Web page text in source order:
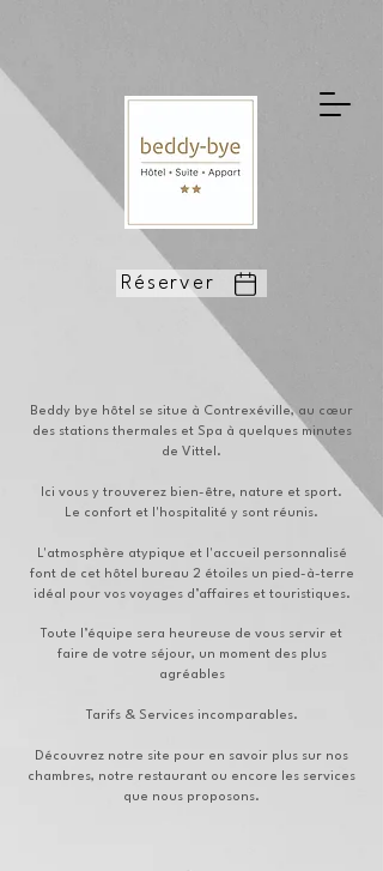
Réserver
Beddy bye hôtel se situe à Contrexéville, au cœur
des stations thermales et Spa à quelques minutes
de Vittel.
Ici vous y trouverez bien-être, nature et sport.
Le confort et l'hospitalité y sont réunis.
L'atmosphère atypique et l'accueil personnalisé
font de cet hôtel bureau 2 étoiles un pied-à-terre
idéal pour vos voyages d’affaires et touristiques.
Toute l’équipe sera heureuse de vous servir et
faire de votre séjour, un moment des plus
agréables
Tarifs & Services incomparables.
Découvrez notre site pour en savoir plus sur nos
chambres, notre restaurant ou encore les services
que nous proposons.